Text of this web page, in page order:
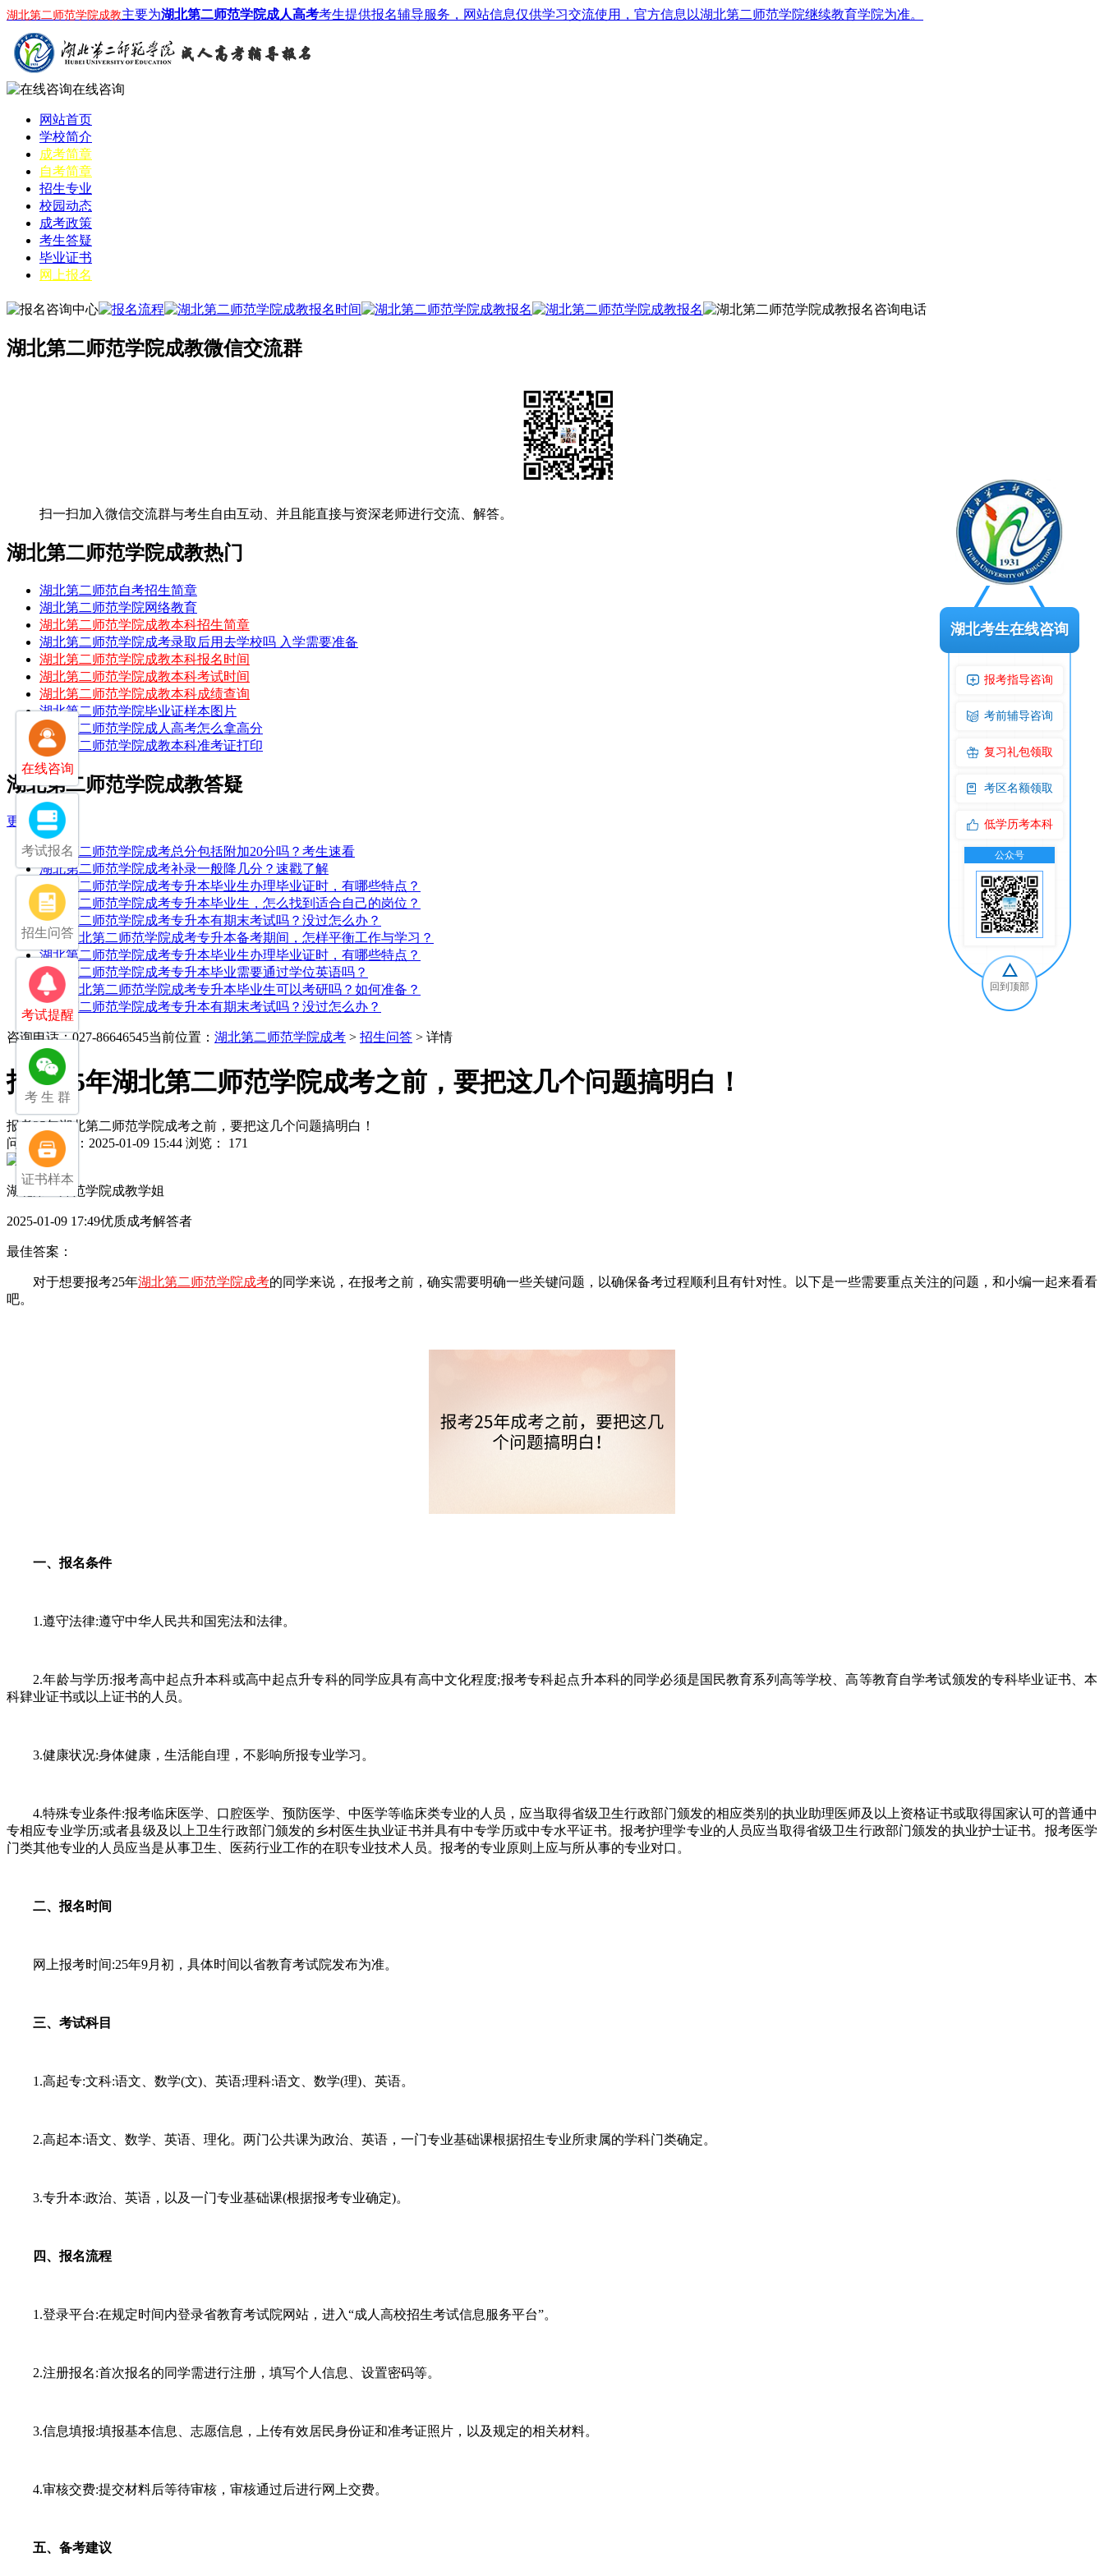
湖北第二师范学院成教主要为湖北第二师范学院成人高考考生提供报名辅导服务，网站信息仅供学习交流使用，官方信息以湖北第二师范学院继续教育学院为准。
在线咨询
网站首页
学校简介
成考简章
自考简章
招生专业
校园动态
成考政策
考生答疑
毕业证书
网上报名
湖北第二师范学院成教微信交流群
扫一扫加入微信交流群与考生自由互动、并且能直接与资深老师进行交流、解答。
湖北第二师范学院成教热门
湖北第二师范自考招生简章
湖北第二师范学院网络教育
湖北第二师范学院成教本科招生简章
湖北第二师范学院成考录取后用去学校吗 入学需要准备
湖北第二师范学院成教本科报名时间
湖北第二师范学院成教本科考试时间
湖北第二师范学院成教本科成绩查询
湖北第二师范学院毕业证样本图片
湖北第二师范学院成人高考怎么拿高分
湖北第二师范学院成教本科准考证打印
湖北第二师范学院成教答疑
更多
湖北第二师范学院成考总分包括附加20分吗？考生速看
湖北第二师范学院成考补录一般降几分？速戳了解
湖北第二师范学院成考专升本毕业生办理毕业证时，有哪些特点？
湖北第二师范学院成考专升本毕业生，怎么找到适合自己的岗位？
湖北第二师范学院成考专升本有期末考试吗？没过怎么办？
25年湖北第二师范学院成考专升本备考期间，怎样平衡工作与学习？
湖北第二师范学院成考专升本毕业生办理毕业证时，有哪些特点？
湖北第二师范学院成考专升本毕业需要通过学位英语吗？
25年湖北第二师范学院成考专升本毕业生可以考研吗？如何准备？
湖北第二师范学院成考专升本有期末考试吗？没过怎么办？
咨询电话：027-86646545当前位置： 湖北第二师范学院成考 > 招生问答 > 详情
报考25年湖北第二师范学院成考之前，要把这几个问题搞明白！
报考25年湖北第二师范学院成考之前，要把这几个问题搞明白！
问
发布日期：2025-01-09 15:44 浏览： 171
湖北第二师范学院成教学姐
2025-01-09 17:49优质成考解答者
最佳答案：
对于想要报考25年湖北第二师范学院成考的同学来说，在报考之前，确实需要明确一些关键问题，以确保备考过程顺利且有针对性。以下是一些需要重点关注的问题，和小编一起来看看
吧。
一、报名条件
1.遵守法律:遵守中华人民共和国宪法和法律。
2.年龄与学历:报考高中起点升本科或高中起点升专科的同学应具有高中文化程度;报考专科起点升本科的同学必须是国民教育系列高等学校、高等教育自学考试颁发的专科毕业证书、本
科肄业证书或以上证书的人员。
3.健康状况:身体健康，生活能自理，不影响所报专业学习。
4.特殊专业条件:报考临床医学、口腔医学、预防医学、中医学等临床类专业的人员，应当取得省级卫生行政部门颁发的相应类别的执业助理医师及以上资格证书或取得国家认可的普通中
专相应专业学历;或者县级及以上卫生行政部门颁发的乡村医生执业证书并具有中专学历或中专水平证书。报考护理学专业的人员应当取得省级卫生行政部门颁发的执业护士证书。报考医学
门类其他专业的人员应当是从事卫生、医药行业工作的在职专业技术人员。报考的专业原则上应与所从事的专业对口。
二、报名时间
网上报考时间:25年9月初，具体时间以省教育考试院发布为准。
三、考试科目
1.高起专:文科:语文、数学(文)、英语;理科:语文、数学(理)、英语。
2.高起本:语文、数学、英语、理化。两门公共课为政治、英语，一门专业基础课根据招生专业所隶属的学科门类确定。
3.专升本:政治、英语，以及一门专业基础课(根据报考专业确定)。
四、报名流程
1.登录平台:在规定时间内登录省教育考试院网站，进入“成人高校招生考试信息服务平台”。
2.注册报名:首次报名的同学需进行注册，填写个人信息、设置密码等。
3.信息填报:填报基本信息、志愿信息，上传有效居民身份证和准考证照片，以及规定的相关材料。
4.审核交费:提交材料后等待审核，审核通过后进行网上交费。
五、备考建议
在线咨询
考试报名
招生问答
考试提醒
考 生 群
证书样本
湖北考生在线咨询
报考指导咨询
考前辅导咨询
复习礼包领取
考区名额领取
低学历考本科
公众号
回到顶部